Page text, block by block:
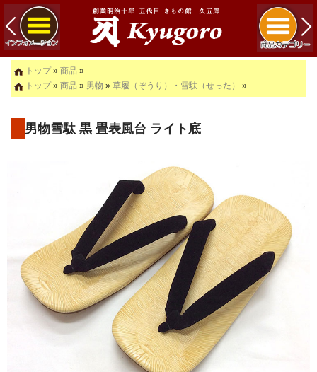
トップ» 商品 »
トップ» 商品 » 男物 » 草履（ぞうり）・雪駄（せった） »
男物雪駄 黒 畳表風台 ライト底